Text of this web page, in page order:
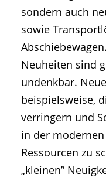
• Geschichte
• Messen und
• Mitteilung der
• Agritechnica
• Artikel nach
sondern auch
sowie
Neuheiten sind
undenkbar.
beispielsweise,
verringern und
in der
Ressourcen zu
„kleinen”